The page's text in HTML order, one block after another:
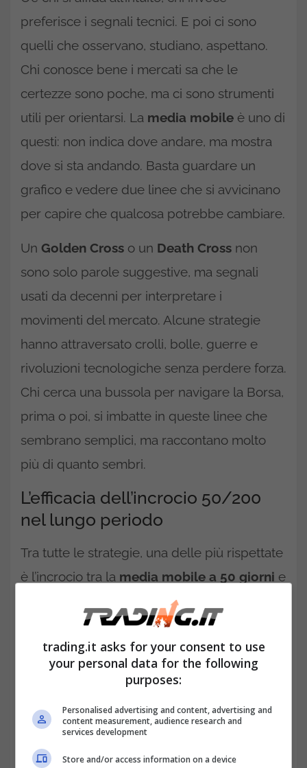
preferisce i segnali tecnici. E poi ci sono
quelli che osservano, studiano, aspettano.
Chi conosce bene i mercati sa che le
certezze sono poche, ma ci sono strumenti
utili per orientarsi. La media mobile è uno di
questi: non indica dove andare, ma mostra
dove si sta andando. Basta guardare un
grafico e vedere due linee che si avvicinano
per capire che qualcosa potrebbe cambiare.
Un Golden Cross o un Death Cross non
sono solo parole suggestive, ma segnali
usati da decenni per interpretare i
movimenti del mercato. Alcune strategie
hanno attraversato crolli, bolle, guerre e
rivoluzioni tecnologiche senza perdere forza.
Chi cerca una bussola per navigare la Borsa,
prima o poi, si imbatte in queste linee che
sembrano semplici, ma raccontano molto
più di quanto sembri.
L’efficacia dell’incrocio 50/200
nel lungo periodo
Tra tutte le strategie, una delle più rispettate
è l’incrocio tra la media mobile a 50 giorni e
quella a 200. Quando la prima supera la
seconda, nasce ilGolden Cross, segnale
rialzista. Quando accade il contrario, si parla
Death Cross, e l’allerta si accende.
trading.it asks for your consent to use
your personal data for the following
purposes:
Personalised advertising and content, advertising and
content measurement, audience research and
services development
Store and/or access information on a device